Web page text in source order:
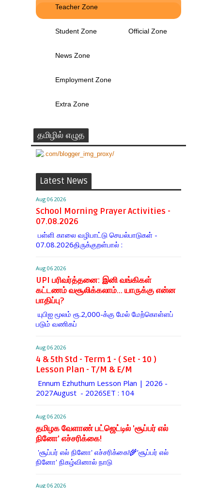
Teacher Zone
Student Zone Official Zone
News Zone
Employment Zone
Extra Zone
தமிழில் எழுத
Latest News
Aug 06 2026
School Morning Prayer Activities -
07.08.2026
பள்ளி காலை வழிபாட்டு செயல்பாடுகள் -
07.08.2026திருக்குறள்பால் :
Aug 06 2026
UPI பரிவர்த்தனை: இனி வங்கிகள்
கட்டணம் வசூலிக்கலாம்... யாருக்கு என்ன
பாதிப்பு?
யுபிஐ மூலம் ரூ.2,000-க்கு மேல் மேற்​கொள்​ளப்​
படும் வணி​கப்
Aug 06 2026
4 & 5th Std - Term 1 - ( Set - 10 )
Lesson Plan - T/M & E/M
Ennum Ezhuthum Lesson Plan | 2026 -
2027August - 2026SET : 104
Aug 06 2026
தமிழக வேளாண் பட்ஜெட்டில் 'சூப்பர் எல்
நினோ' எச்சரிக்கை!
'சூப்பர் எல் நினோ' எச்சரிக்கை!🌾‘சூப்பர் எல்
நினோ' நிகழ்வினால் நாடு
Aug 06 2026